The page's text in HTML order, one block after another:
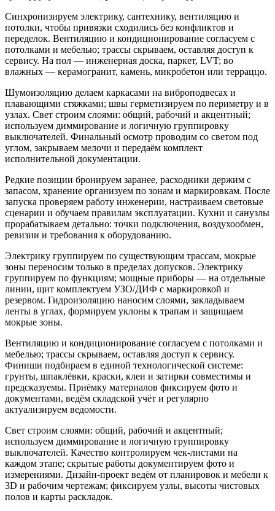
Синхронизируем электрику, сантехнику, вентиляцию и
потолки, чтобы привязки сходились без конфликтов и
переделок. Вентиляцию и кондиционирование согласуем с
потолками и мебелью; трассы скрываем, оставляя доступ к
сервису. На пол — инженерная доска, паркет, LVT; во
влажных — керамогранит, камень, микробетон или терраццо.
Шумоизоляцию делаем каркасами на виброподвесах и
плавающими стяжками; швы герметизируем по периметру и в
узлах. Свет строим слоями: общий, рабочий и акцентный;
используем диммирование и логичную группировку
выключателей. Финальный осмотр проводим со светом под
углом, закрываем мелочи и передаём комплект
исполнительной документации.
Редкие позиции бронируем заранее, расходники держим с
запасом, хранение организуем по зонам и маркировкам. После
запуска проверяем работу инженерии, настраиваем световые
сценарии и обучаем правилам эксплуатации. Кухни и санузлы
прорабатываем детально: точки подключения, воздухообмен,
ревизии и требования к оборудованию.
Электрику группируем по существующим трассам, мокрые
зоны переносим только в пределах допусков. Электрику
группируем по функциям; мощные приборы — на отдельные
линии, щит комплектуем УЗО/ДИФ с маркировкой и
резервом. Гидроизоляцию наносим слоями, закладываем
ленты в углах, формируем уклоны к трапам и защищаем
мокрые зоны.
Вентиляцию и кондиционирование согласуем с потолками и
мебелью; трассы скрываем, оставляя доступ к сервису.
Финиши подбираем в единой технологической системе:
грунты, шпаклёвки, краски, клеи и затирки совместимы и
предсказуемы. Приёмку материалов фиксируем фото и
документами, ведём складской учёт и регулярно
актуализируем ведомости.
Свет строим слоями: общий, рабочий и акцентный;
используем диммирование и логичную группировку
выключателей. Качество контролируем чек-листами на
каждом этапе; скрытые работы документируем фото и
измерениями. Дизайн-проект ведём от планировок и мебели к
3D и рабочим чертежам; фиксируем узлы, высоты чистовых
полов и карты раскладок.